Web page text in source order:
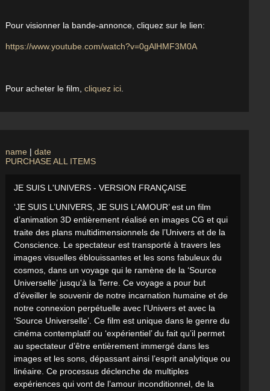
Pour visionner la bande-annonce, cliquez sur le lien:
https://www.youtube.com/watch?v=0gAlHMF3M0A
Pour acheter le film, cliquez ici.
name | date
PURCHASE ALL ITEMS
JE SUIS L'UNIVERS - VERSION FRANÇAISE
‘JE SUIS L’UNIVERS, JE SUIS L’AMOUR’ est un film
d’animation 3D entièrement réalisé en images CG et qui
traite des plans multidimensionnels de l’Univers et de la
Conscience. Le spectateur est transporté à travers les
images visuelles éblouissantes et les sons fabuleux du
cosmos, dans un voyage qui le ramène de la ‘Source
Universelle’ jusqu'à la Terre. Ce voyage a pour but
d’éveiller le souvenir de notre incarnation humaine et de
notre connexion perpétuelle avec l’Univers et avec la
‘Source Universelle’. Ce film est unique dans le genre du
cinéma contemplatif ou ‘expérientiel’ du fait qu’il permet
au spectateur d’être entièrement immergé dans les
images et les sons, dépassant ainsi l’esprit analytique ou
linéaire. Ce processus déclenche de multiples
expériences qui vont de l’amour inconditionnel, de la